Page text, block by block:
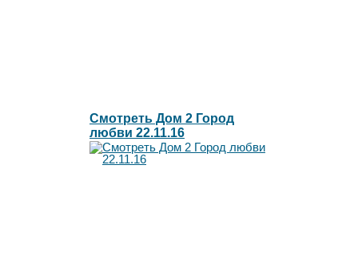
Смотреть Дом 2 Город
любви 22.11.16